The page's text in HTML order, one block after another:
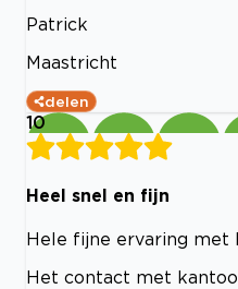
Patrick
Maastricht
delen
10
Heel snel en fijn
Hele fijne ervaring met
Het contact met